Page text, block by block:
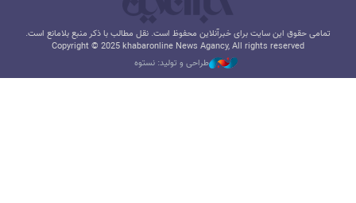
تمامی حقوق این سایت برای خبرآنلاین محفوظ است. نقل مطالب با ذکر منبع بلامانع است.
Copyright © 2025 khabaronline News Agancy, All rights reserved
طراحی و تولید: نستوه